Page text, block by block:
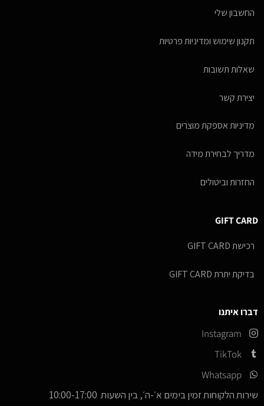
החשבון שלי
תקנון שימוש ומדיניות פרטיות
שאלות תשובות
יצירת קשר
מדיניות אספקת מוצרים
מדריך לבחירת מידה
החזרות וביטולים
GIFT CARD
רכישת GIFT CARD
בדיקת יתרת GIFT CARD
דברו איתנו
Instagram
TikTok
Whatsapp
שירות הלקוחות זמין בימים א׳-ה׳, בין השעות 10:00-17:00